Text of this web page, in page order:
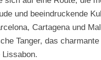
und beeindruckende
Cartagena und
Tanger, das
Lissabon.